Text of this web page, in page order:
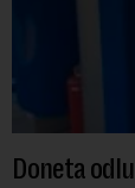
Doneta